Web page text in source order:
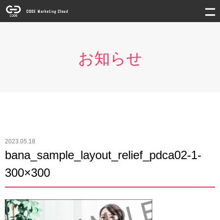
お知らせ
2023.05.18
bana_sample_layout_relief_pdca02-1-
300×300